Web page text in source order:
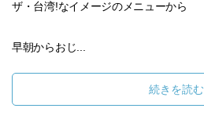
ザ・台湾!なイメージのメニューから
早朝からおじ...
続きを読む